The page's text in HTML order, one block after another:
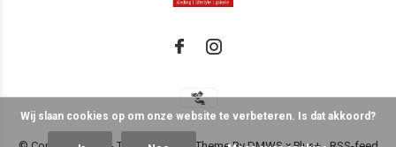
Wij slaan cookies op om onze website te verbeteren. Is dat akkoord?